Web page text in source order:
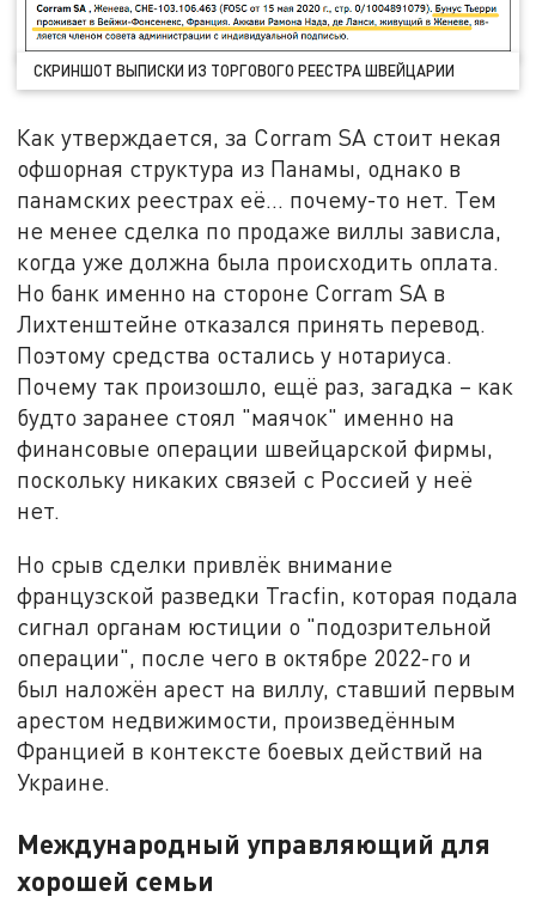
СКРИНШОТ ВЫПИСКИ ИЗ ТОРГОВОГО РЕЕСТРА ШВЕЙЦАРИИ
Как утверждается, за Corram SA стоит некая
офшорная структура из Панамы, однако в
панамских реестрах её... почему-то нет. Тем
не менее сделка по продаже виллы зависла,
когда уже должна была происходить оплата.
Но банк именно на стороне Corram SA в
Лихтенштейне отказался принять перевод.
Поэтому средства остались у нотариуса.
Почему так произошло, ещё раз, загадка – как
будто заранее стоял "маячок" именно на
финансовые операции швейцарской фирмы,
поскольку никаких связей с Россией у неё
нет.
Но срыв сделки привлёк внимание
французской разведки Tracfin, которая подала
сигнал органам юстиции о "подозрительной
операции", после чего в октябре 2022-го и
был наложён арест на виллу, ставший первым
арестом недвижимости, произведённым
Францией в контексте боевых действий на
Украине.
Международный управляющий для
хорошей семьи